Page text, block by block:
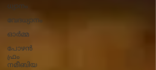
ധ്യാനം
വേദധ്യാനം
ഓർമ്മ
പോഴൻ
ഫ്രം
നമീബിയ